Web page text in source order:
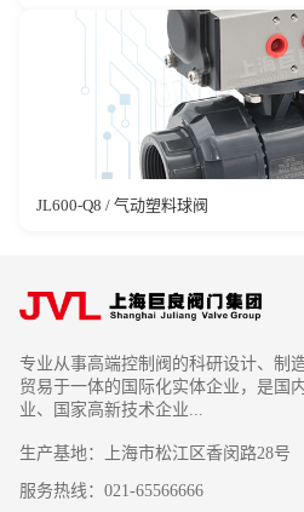
JL600-Q8 / 气动塑料球阀
专业从事高端控制阀的科研设计、制
贸易于一体的国际化实体企业，是国
业、国家高新技术企业...
生产基地：上海市松江区香闵路28号
服务热线：021-65566666